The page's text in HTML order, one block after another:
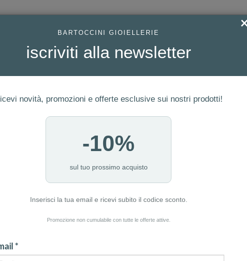
ACCESSO
GIOIELLI MODA OROLOGI
BARTOCCINI GIOIELLERIE
iscriviti alla newsletter
novità, promozioni e offerte esclusive sui nostri prodotti!
-10%
sul tuo prossimo acquisto
Inserisci la tua email e ricevi subito il codice sconto.
Promozione non cumulabile con tutte le offerte attive.
*